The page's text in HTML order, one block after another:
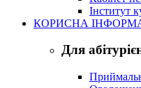
Інститут
КОРИСНА
Для